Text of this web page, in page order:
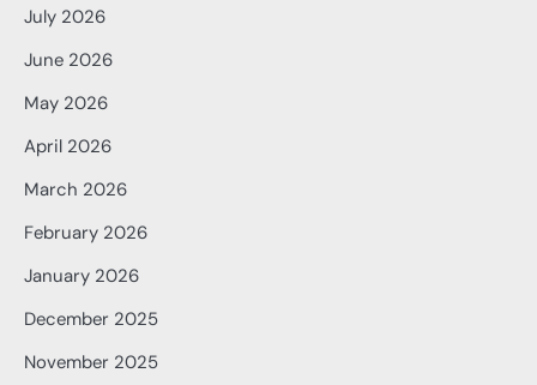
July 2026
June 2026
May 2026
April 2026
March 2026
February 2026
January 2026
December 2025
November 2025